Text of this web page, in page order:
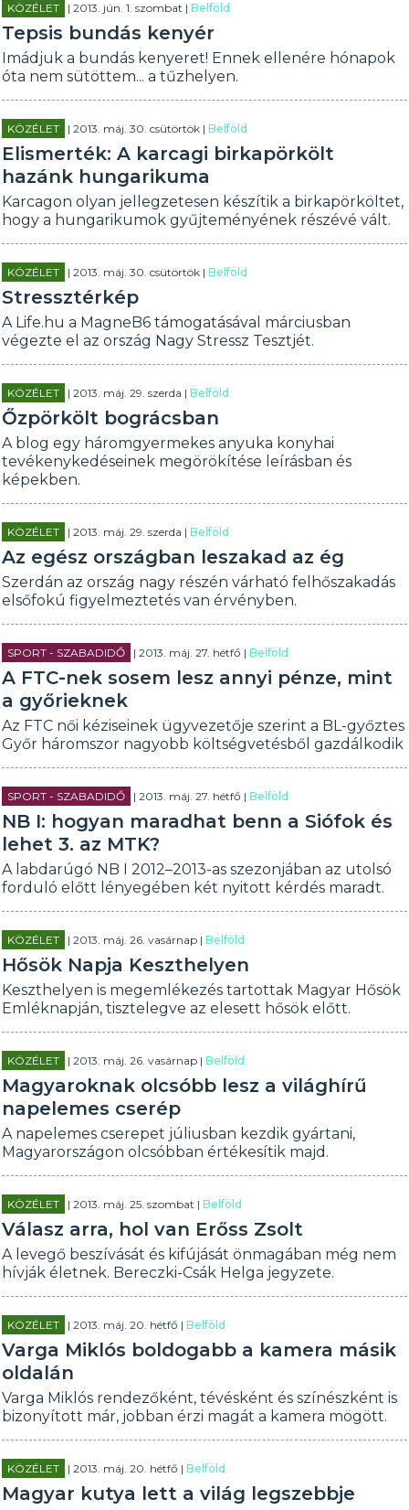
KÖZÉLET | 2013. jún. 1. szombat |Belföld
Tepsis bundás kenyér
Imádjuk a bundás kenyeret! Ennek ellenére hónapok
óta nem sütöttem... a tűzhelyen.
KÖZÉLET | 2013. máj. 30. csütörtök |Belföld
Elismerték: A karcagi birkapörkölt
hazánk hungarikuma
Karcagon olyan jellegzetesen készítik a birkapörköltet,
hogy a hungarikumok gyűjteményének részévé vált.
KÖZÉLET | 2013. máj. 30. csütörtök |Belföld
Stressztérkép
A Life.hu a MagneB6 támogatásával márciusban
végezte el az ország Nagy Stressz Tesztjét.
KÖZÉLET | 2013. máj. 29. szerda |Belföld
Őzpörkölt bográcsban
A blog egy háromgyermekes anyuka konyhai
tevékenykedéseinek megörökítése leírásban és
képekben.
KÖZÉLET | 2013. máj. 29. szerda |Belföld
Az egész országban leszakad az ég
Szerdán az ország nagy részén várható felhőszakadás
elsőfokú figyelmeztetés van érvényben.
SPORT - SZABADIDŐ | 2013. máj. 27. hétfő |Belföld
A FTC-nek sosem lesz annyi pénze, mint
a győrieknek
Az FTC női kéziseinek ügyvezetője szerint a BL-győztes
Győr háromszor nagyobb költségvetésből gazdálkodik
SPORT - SZABADIDŐ | 2013. máj. 27. hétfő |Belföld
NB I: hogyan maradhat benn a Siófok és
lehet 3. az MTK?
A labdarúgó NB I 2012–2013-as szezonjában az utolsó
forduló előtt lényegében két nyitott kérdés maradt.
KÖZÉLET | 2013. máj. 26. vasárnap |Belföld
Hősök Napja Keszthelyen
Keszthelyen is megemlékezés tartottak Magyar Hősök
Emléknapján, tisztelegve az elesett hősök előtt.
KÖZÉLET | 2013. máj. 26. vasárnap |Belföld
Magyaroknak olcsóbb lesz a világhírű
napelemes cserép
A napelemes cserepet júliusban kezdik gyártani,
Magyarországon olcsóbban értékesítik majd.
KÖZÉLET | 2013. máj. 25. szombat |Belföld
Válasz arra, hol van Erőss Zsolt
A levegő beszívását és kifújását önmagában még nem
hívják életnek. Bereczki-Csák Helga jegyzete.
KÖZÉLET | 2013. máj. 20. hétfő |Belföld
Varga Miklós boldogabb a kamera másik
oldalán
Varga Miklós rendezőként, tévésként és színészként is
bizonyított már, jobban érzi magát a kamera mögött.
KÖZÉLET | 2013. máj. 20. hétfő |Belföld
Magyar kutya lett a világ legszebbje